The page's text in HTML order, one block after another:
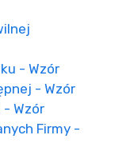
- Wzór
- Wzór
- Wzór
Firmy -